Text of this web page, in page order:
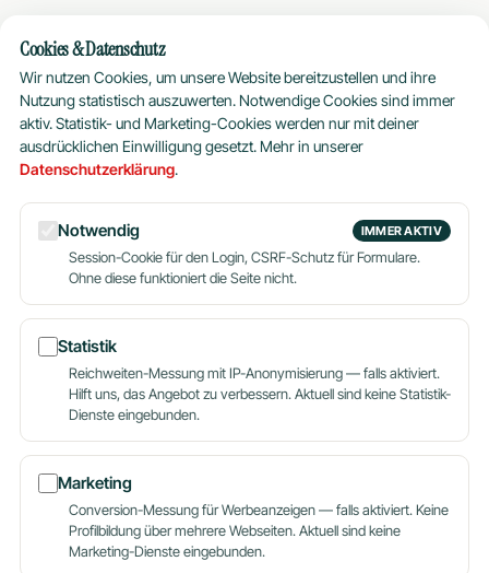
HostingPlus
Seit 2004 betreuen wir Webseiten, Shops
und Server aus München. Persönlich,
verständlich, ohne Kleingedrucktes.
Webhosting Privat
Webhosting Business
WordPress
Server
Domains
Alle Produkte
Über uns
Blog
Partner werden
HILFE
Wissensdatenbank
Kontakt
Umzugsservice
089 620 60 988
support@hostingplus.de
24/7 Support
Cookies & Datenschutz
Wir nutzen Cookies, um unsere Website bereitzustellen und ihre
Nutzung statistisch auszuwerten. Notwendige Cookies sind immer
aktiv. Statistik- und Marketing-Cookies werden nur mit deiner
ausdrücklichen Einwilligung gesetzt. Mehr in unserer
Datenschutzerklärung.
Notwendig IMMER AKTIV
Session-Cookie für den Login, CSRF-Schutz für Formulare.
Ohne diese funktioniert die Seite nicht.
Statistik
Reichweiten-Messung mit IP-Anonymisierung — falls aktiviert.
Hilft uns, das Angebot zu verbessern. Aktuell sind keine Statistik-
Dienste eingebunden.
Marketing
Conversion-Messung für Werbeanzeigen — falls aktiviert. Keine
Profilbildung über mehrere Webseiten. Aktuell sind keine
Marketing-Dienste eingebunden.
Hallo! Fragen zum Hosting?
Ruf uns an oder schreib uns
da
Dein Name
E-Mail-Adresse
Deine Nachricht
Nachricht senden